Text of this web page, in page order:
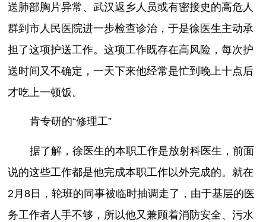
送肺部胸片异常、武汉返乡人员或有密接史的高危人
群到市人民医院进一步检查诊治，于是徐医生主动承
担了这项护送工作。这项工作既存在高风险，每次护
送时间又不确定，一天下来他经常是忙到晚上十点后
才吃上一顿饭。
肯专研的“修理工”
据了解，徐医生的本职工作是放射科医生，前面
说的这些工作都是他完成本职工作以外完成的。就在
2月8日，轮班的同事被临时抽调走了，由于基层的医
务工作者人手不够，所以他又兼顾着消防安全、污水